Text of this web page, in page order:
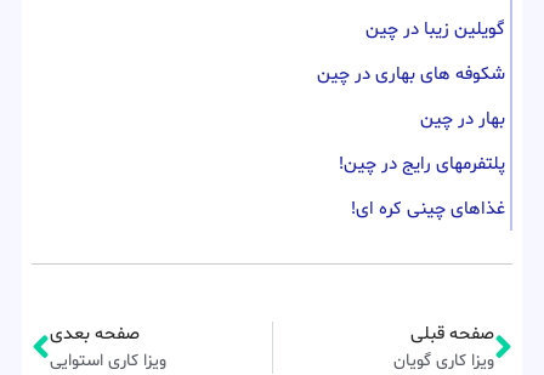
گویلین زیبا در چین
شکوفه های بهاری در چین
بهار در چین
پلتفرمهای رایج در چین!
غذاهای چینی کره ای!
صفحه قبلی
ویزا کاری گویان
صفحه بعدی
ویزا کاری استوایی